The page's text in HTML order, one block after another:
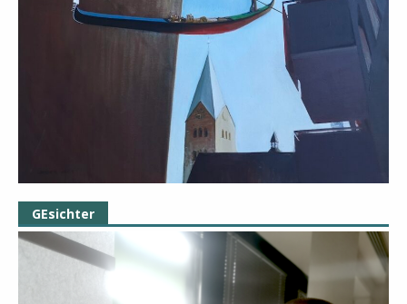
GEsichter